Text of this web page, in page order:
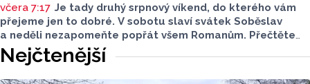
včera 7:17 Je tady druhý srpnový víkend, do kterého vám
přejeme jen to dobré. V sobotu slaví svátek Soběslav
a neděli nezapomeňte popřát všem Romanům. Přečtěte
si svůj horoskop a mějte pěkný víkend.
Nejčtenější